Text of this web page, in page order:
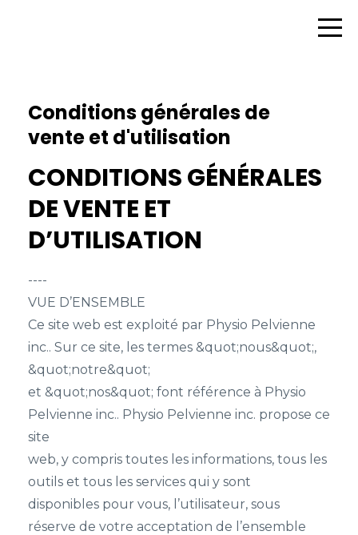
Conditions générales de
vente et d'utilisation
CONDITIONS GÉNÉRALES
DE VENTE ET
D’UTILISATION
----
VUE D’ENSEMBLE
Ce site web est exploité par Physio Pelvienne
inc.. Sur ce site, les termes &quot;nous&quot;,
&quot;notre&quot;
et &quot;nos&quot; font référence à Physio
Pelvienne inc.. Physio Pelvienne inc. propose ce
site
web, y compris toutes les informations, tous les
outils et tous les services qui y sont
disponibles pour vous, l’utilisateur, sous
réserve de votre acceptation de l’ensemble